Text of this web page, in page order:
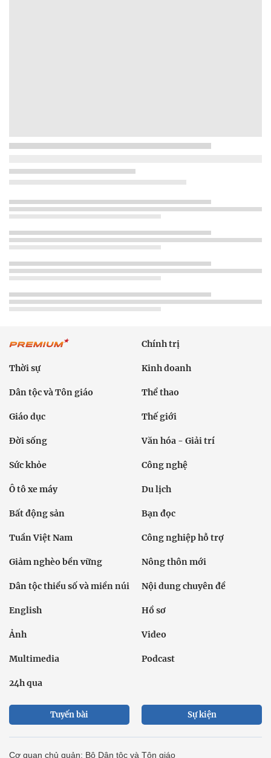
Chính trị
Thời sự Kinh doanh
Dân tộc và Tôn giáo Thể thao
Giáo dục Thế giới
Đời sống Văn hóa - Giải trí
Sức khỏe Công nghệ
Ô tô xe máy Du lịch
Bất động sản Bạn đọc
Tuần Việt Nam Công nghiệp hỗ trợ
Giảm nghèo bền vững Nông thôn mới
Dân tộc thiểu số và miền núi Nội dung chuyên đề
English Hồ sơ
Ảnh Video
Multimedia Podcast
24h qua
Tuyến bài Sự kiện
Cơ quan chủ quản: Bộ Dân tộc và Tôn giáo